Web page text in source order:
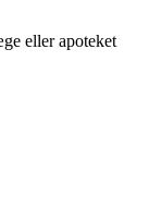
eller apoteket